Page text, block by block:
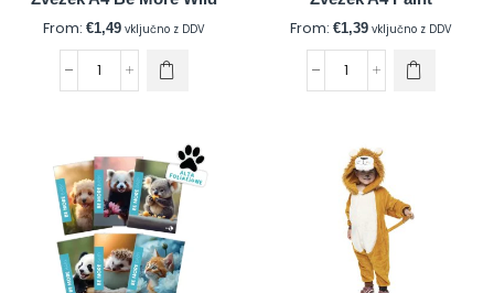
From: €1,49 vključno z DDV From: €1,39 vključno z DDV